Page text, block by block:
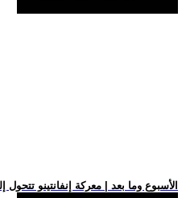
.. الأسبوع وما بعد | معركة إنفانتينو